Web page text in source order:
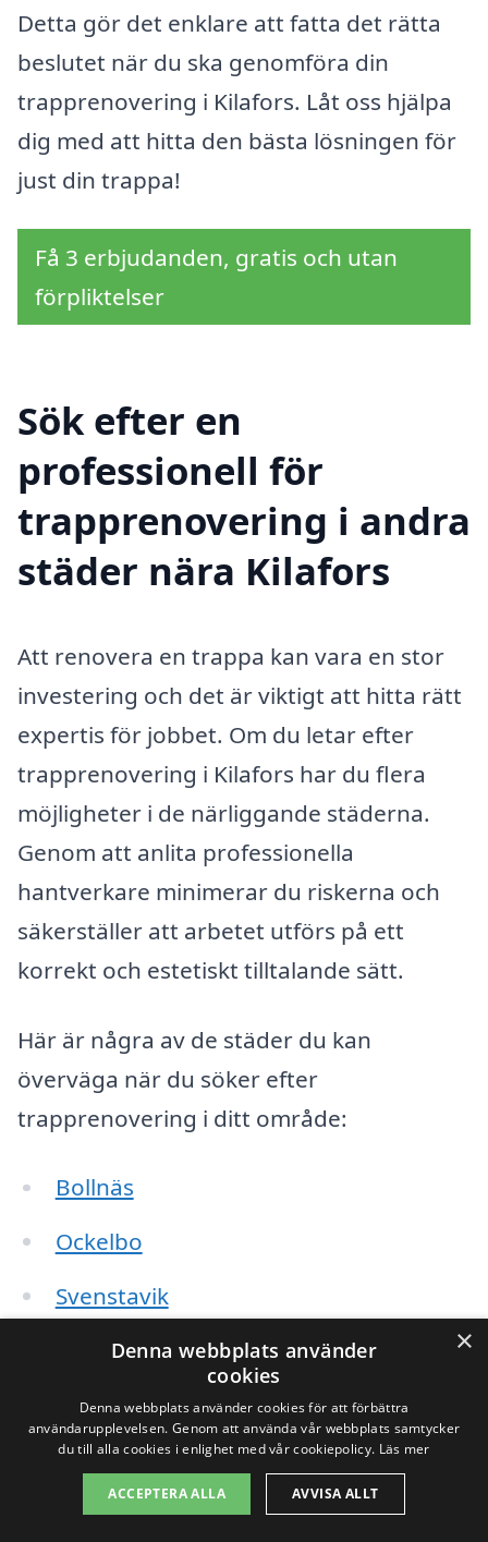
Detta gör det enklare att fatta det rätta
beslutet när du ska genomföra din
trapprenovering i Kilafors. Låt oss hjälpa
dig med att hitta den bästa lösningen för
just din trappa!
Få 3 erbjudanden, gratis och utan
förpliktelser
Sök efter en
professionell för
trapprenovering i andra
städer nära Kilafors
Att renovera en trappa kan vara en stor
investering och det är viktigt att hitta rätt
expertis för jobbet. Om du letar efter
trapprenovering i Kilafors har du flera
möjligheter i de närliggande städerna.
Genom att anlita professionella
hantverkare minimerar du riskerna och
säkerställer att arbetet utförs på ett
korrekt och estetiskt tilltalande sätt.
Här är några av de städer du kan
överväga när du söker efter
trapprenovering i ditt område:
Bollnäs
Ockelbo
Svenstavik
Ljusdal
Hudiksvall
Norrbo
Färila
×
Denna webbplats använder
cookies
Denna webbplats använder cookies för att förbättra
användarupplevelsen. Genom att använda vår webbplats samtycker
du till alla cookies i enlighet med vår cookiepolicy. Läs mer
ACCEPTERA ALLA AVVISA ALLT